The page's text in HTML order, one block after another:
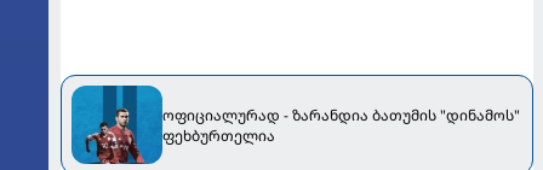
ოფიციალურად - ზარანდია ბათუმის "დინამოს"
ფეხბურთელია